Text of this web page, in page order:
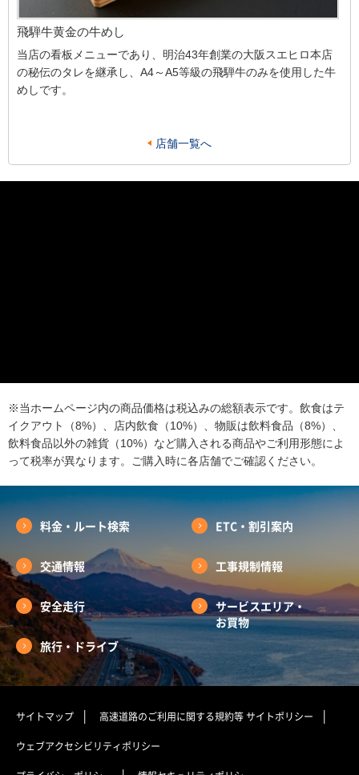
飛騨牛黄金の牛めし
当店の看板メニューであり、明治43年創業の大阪スエヒロ本店
の秘伝のタレを継承し、A4～A5等級の飛騨牛のみを使用した牛
めしです。
店舗一覧へ
※当ホームページ内の商品価格は税込みの総額表示です。飲食はテ
イクアウト（8%）、店内飲食（10%）、物販は飲料食品（8%）、
飲料食品以外の雑貨（10%）など購入される商品やご利用形態によ
って税率が異なります。ご購入時に各店舗でご確認ください。
料金・ルート検索 ETC・割引案内
交通情報 工事規制情報
安全走行
サービスエリア・
お買物
旅行・ドライブ
サイトマップ 高速道路のご利用に関する規約等サイトポリシー
ウェブアクセシビリティポリシー